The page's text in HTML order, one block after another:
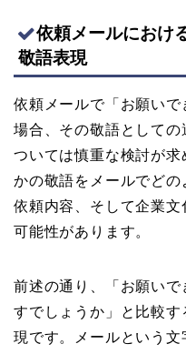
依頼メールにおけ
敬語表現
依頼メールで「お願いで
場合、その敬語として
ついては慎重な検討が
かの敬語をメールでど
依頼内容、そして企業
可能性があります。
前述の通り、「お願いで
すでしょうか」と比較
現です。メールという